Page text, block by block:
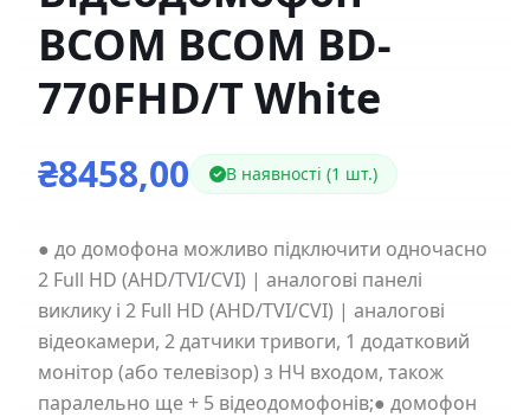
BCOM BCOM BD-
770FHD/T White
₴8458,00 В наявності (1 шт.)
● до домофона можливо підключити одночасно
2 Full HD (AHD/TVI/CVI) | аналогові панелі
виклику і 2 Full HD (AHD/TVI/CVI) | аналогові
відеокамери, 2 датчики тривоги, 1 додатковий
монітор (або телевізор) з НЧ входом, також
паралельно ще + 5 відеодомофонів;● домофон